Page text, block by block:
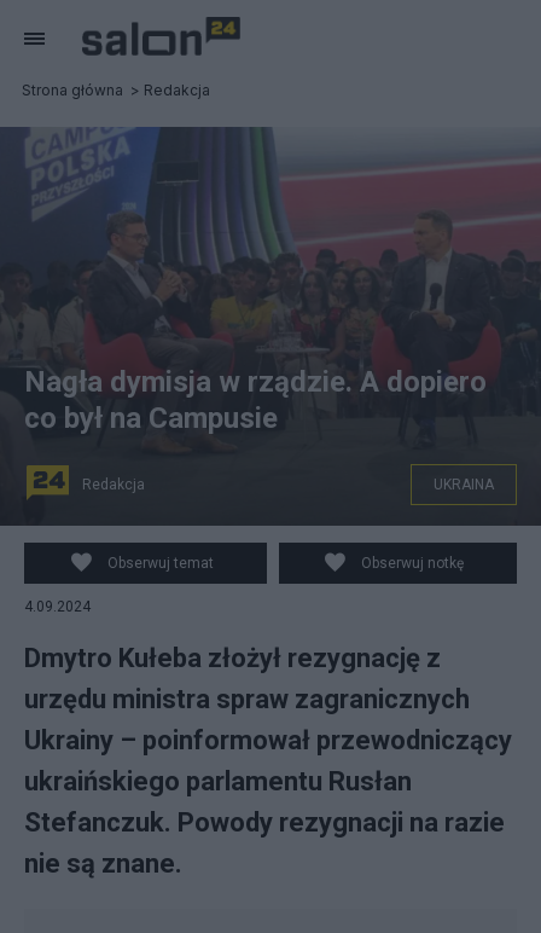
Strona główna Redakcja
Dmytro Kułeba i Radosław Sikorski na Campus Polska
Przyszłości. Fot. PAP/Tomasz Waszczuk
Nagła dymisja w rządzie. A dopiero
co był na Campusie
Redakcja UKRAINA
Obserwuj temat Obserwuj notkę
4.09.2024
Dmytro Kułeba złożył rezygnację z
urzędu ministra spraw zagranicznych
Ukrainy – poinformował przewodniczący
ukraińskiego parlamentu Rusłan
Stefanczuk. Powody rezygnacji na razie
nie są znane.